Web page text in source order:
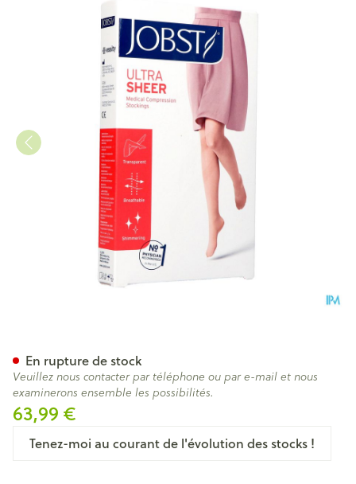
63,99 €
Tenez-moi au courant de l'évolution des stocks !
En rupture de stock
Veuillez nous contacter par téléphone ou par e-mail et nous
examinerons ensemble les possibilités.